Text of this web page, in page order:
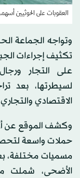
العقوبات على الحوثيين
وتواجه الجماعة
تكثيف إجراءات
على التجار
لسيطرتها، بعد
الاقتصادي
وكشف الموقع عن أن
حملات واسعة
مسميات مختلفة،
الأضحى، شملت